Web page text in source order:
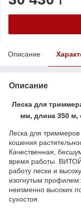
Описание
Описание
Леска для
мм, длина 350 м,
Леска для
кошения
Качественная,
время работы.
работу лески и
изогнутым
неизменно высоких
сухостоя.